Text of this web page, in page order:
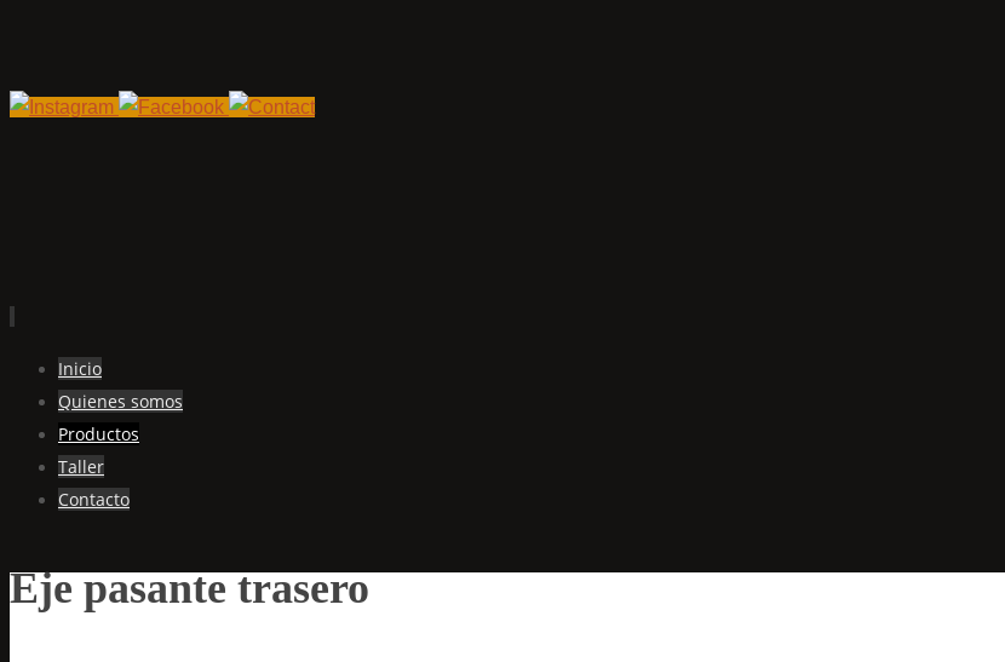
contenido
Inicio
Quienes somos
Productos
Taller
Contacto
Eje pasante trasero